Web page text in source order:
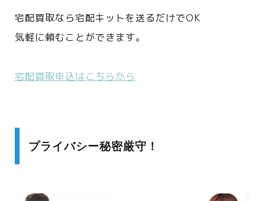
宅配買取なら宅配キットを送るだけでOK
気軽に頼むことができます。
宅配買取申込はこちらから
プライバシー秘密厳守！